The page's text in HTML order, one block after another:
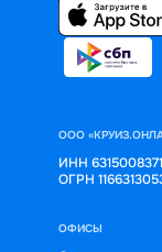
ООО
ИНН 6315008371
ОГРН
ОФИСЫ